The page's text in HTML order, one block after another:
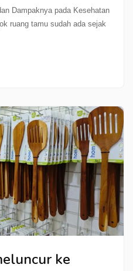
Dampaknya pada Kesehatan
ruang tamu sudah ada sejak
ke